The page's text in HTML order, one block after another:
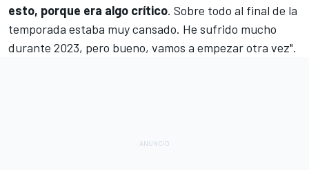
esto, porque era algo crítico. Sobre todo al final de la
temporada estaba muy cansado. He sufrido mucho
durante 2023, pero bueno, vamos a empezar otra vez".